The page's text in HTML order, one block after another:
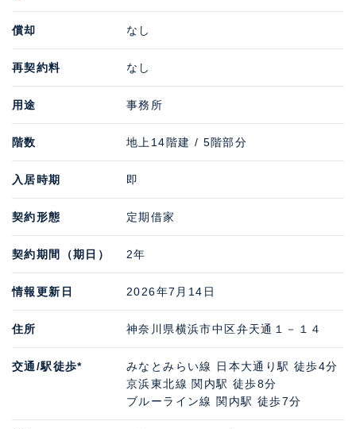
償却 なし
再契約料 なし
用途 事務所
階数 地上14階建 / 5階部分
入居時期 即
契約形態 定期借家
契約期間（期日） 2年
情報更新日 2026年7月14日
住所 神奈川県横浜市中区弁天通１－１４
交通/駅徒歩*
みなとみらい線 日本大通り駅 徒歩4分
京浜東北線 関内駅 徒歩8分
ブルーライン線 関内駅 徒歩7分